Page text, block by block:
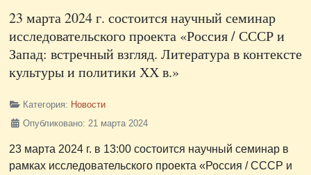
23 марта 2024 г. состоится научный семинар
исследовательского проекта «Россия / СССР и
Запад: встречный взгляд. Литература в контексте
культуры и политики ХХ в.»
Категория: Новости
Опубликовано: 21 марта 2024
23 марта 2024 г. в 13:00 состоится научный семинар в
рамках исследовательского проекта «Россия / СССР и